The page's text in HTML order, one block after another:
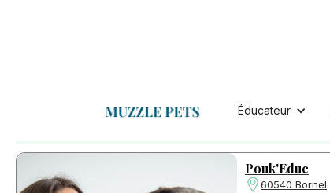
Éducateur
Pouk'Educ
60540 Bornel